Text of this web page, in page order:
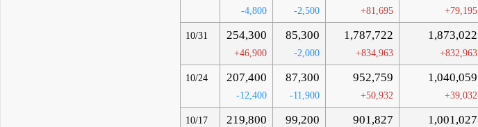
-4,800 -2,500 +81,695 +79,195
10/31 254,300
+46,900
85,300
-2,000
1,787,722
+834,963
1,873,022
+832,963
10/24 207,400
-12,400
87,300
-11,900
952,759
+50,932
1,040,059
+39,032
10/17 219,800 99,200 901,827 1,001,027